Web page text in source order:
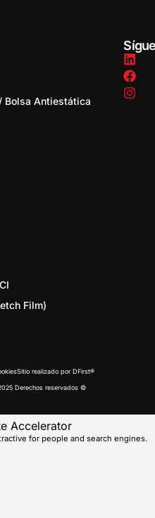
Bolsa Antiestática
Film)
Sitio realizado por DFirst®
Derechos reservados ©
Accelerator
for people and search engines.